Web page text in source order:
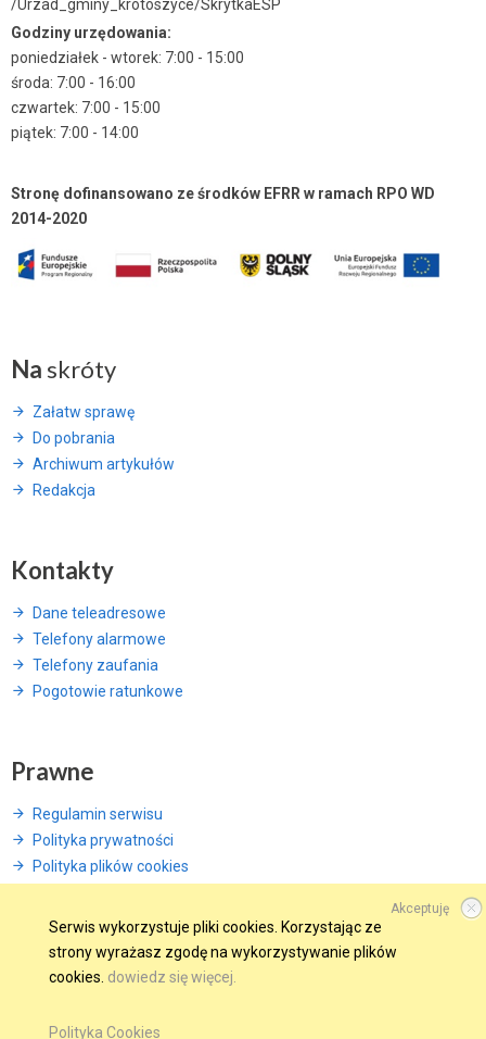
/Urzad_gminy_krotoszyce/SkrytkaESP
Godziny urzędowania:
poniedziałek - wtorek: 7:00 - 15:00
środa: 7:00 - 16:00
czwartek: 7:00 - 15:00
piątek: 7:00 - 14:00
Stronę dofinansowano ze środków EFRR w ramach RPO WD
2014-2020
Na skróty
Załatw sprawę
Do pobrania
Archiwum artykułów
Redakcja
Kontakty
Dane teleadresowe
Telefony alarmowe
Telefony zaufania
Pogotowie ratunkowe
Prawne
Regulamin serwisu
Polityka prywatności
Polityka plików cookies
© 2015 Wszelkie prawa zastrzeżone.
GMINA W SIECIOBSERWUJ NAS NA
Akceptuję
Serwis wykorzystuje pliki cookies. Korzystając ze
strony wyrażasz zgodę na wykorzystywanie plików
cookies. dowiedz się więcej.
Polityka Cookies